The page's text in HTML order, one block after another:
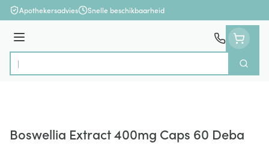
Ga naar de inhoud
Apothekersadvies Snelle beschikbaarheid
Menu
Product, merk, categorie...
Zoek
Boswellia Extract 400mg Caps 60 Deba